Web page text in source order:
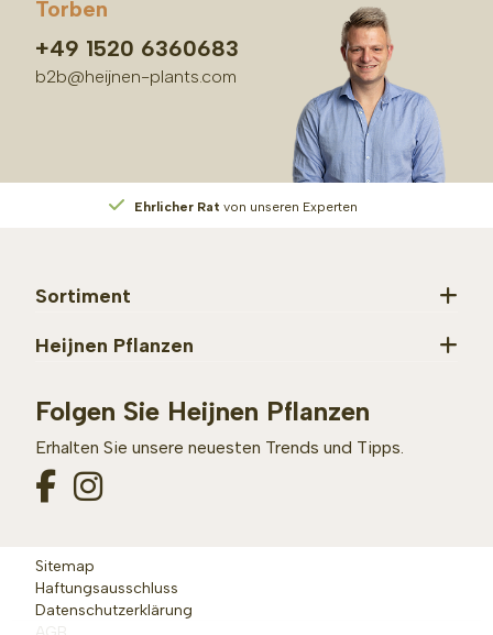
Torben
+49 1520 6360683
b2b@heijnen-plants.com
Ehrlicher Rat von unseren Experten
Sortiment
Heijnen Pflanzen
Folgen Sie Heijnen Pflanzen
Erhalten Sie unsere neuesten Trends und Tipps.
Sitemap
Haftungsausschluss
Datenschutzerklärung